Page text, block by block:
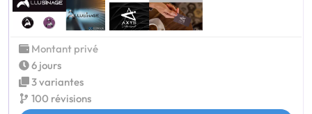
Montant privé
6 jours
3 variantes
100 révisions